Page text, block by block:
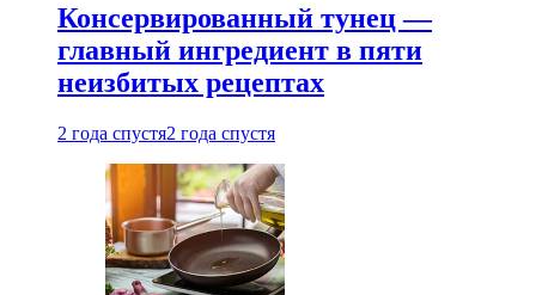
Консервированный тунец —
главный ингредиент в пяти
неизбитых рецептах
2 года спустя2 года спустя